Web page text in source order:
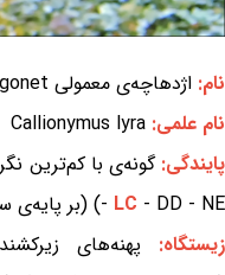
نام: اژدهاچه‌ی معمولی Common dragonet
نام علمی: Callionymus lyra
پایندگی:
- LC - DD - NE) (بر پایه‌ی سیاهه‌ی سرخ IUCN)
زیستگاه: پهنه‌های